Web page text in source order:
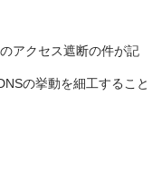
アクセス遮断の件が記
の挙動を細工すること